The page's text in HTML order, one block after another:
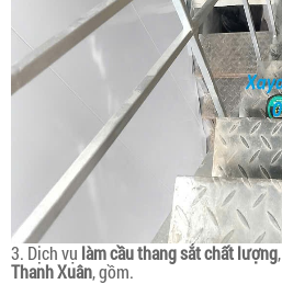
3. Dịch vụ làm cầu thang sắt chất lượng,
Thanh Xuân, gồm.